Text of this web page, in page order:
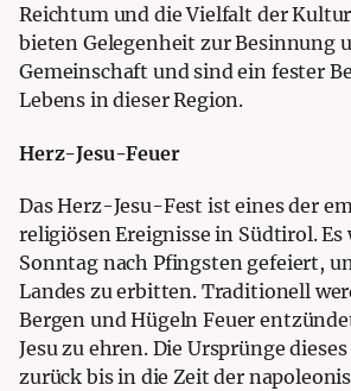
Reichtum und die Vielfalt der
bieten Gelegenheit zur Besinnung
Gemeinschaft und sind ein fester
Lebens in dieser Region.
Herz-Jesu-Feuer
Das Herz-Jesu-Fest ist eines der
religiösen Ereignisse in Südtirol.
Sonntag nach Pfingsten gefeiert,
Landes zu erbitten. Traditionell
Bergen und Hügeln Feuer
Jesu zu ehren. Die Ursprünge
zurück bis in die Zeit der